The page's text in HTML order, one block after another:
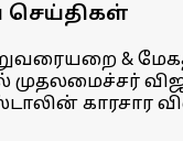
செய்திகள்
&
முதலமைச்சர்
காரசார